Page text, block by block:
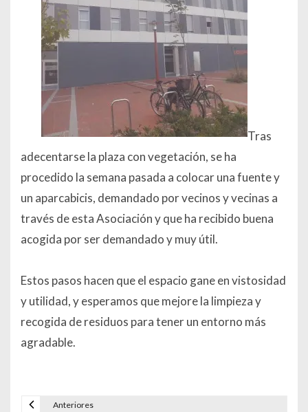
Tras
adecentarse la plaza con vegetación, se ha
procedido la semana pasada a colocar una fuente y
un aparcabicis, demandado por vecinos y vecinas a
través de esta Asociación y que ha recibido buena
acogida por ser demandado y muy útil.
Estos pasos hacen que el espacio gane en vistosidad
y utilidad, y esperamos que mejore la limpieza y
recogida de residuos para tener un entorno más
agradable.
Anteriores